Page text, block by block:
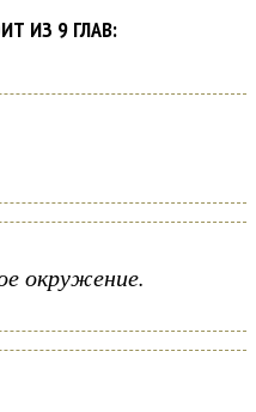
ИЗ 9 ГЛАВ:
окружение.